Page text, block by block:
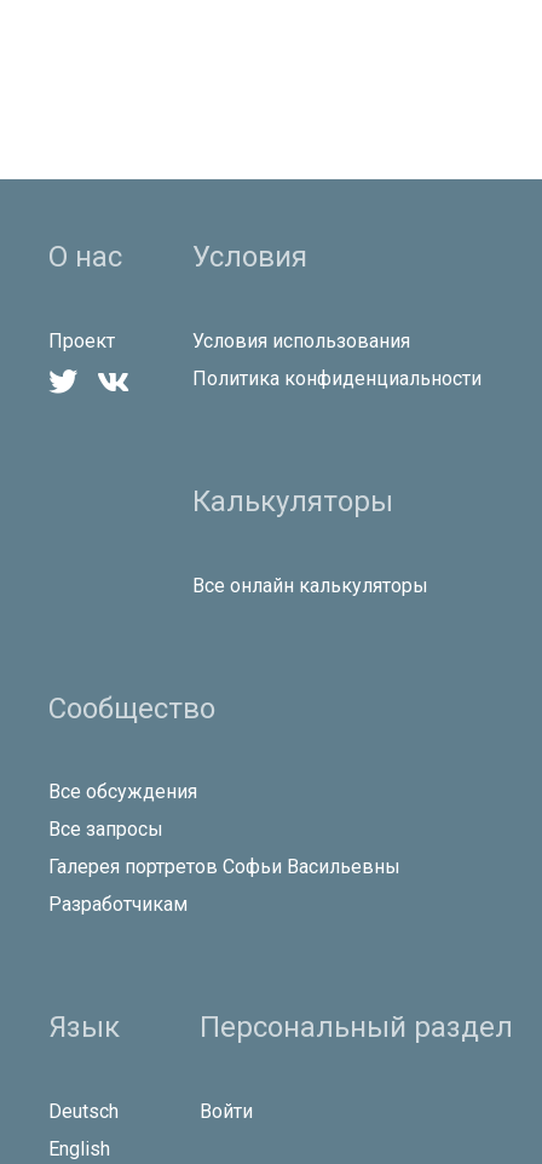
О нас
Проект
 
Условия
Условия использования
Политика конфиденциальности
Калькуляторы
Все онлайн калькуляторы
Сообщество
Все обсуждения
Все запросы
Галерея портретов Софьи Васильевны
Разработчикам
Язык
Deutsch
English
Персональный раздел
Войти